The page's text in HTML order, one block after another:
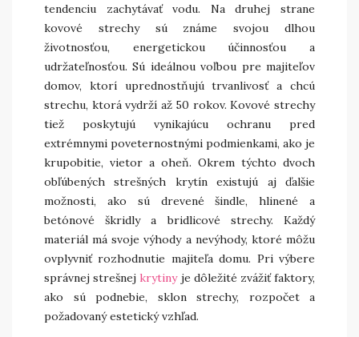
tendenciu zachytávať vodu. Na druhej strane
kovové strechy sú známe svojou dlhou
životnosťou, energetickou účinnosťou a
udržateľnosťou. Sú ideálnou voľbou pre majiteľov
domov, ktorí uprednostňujú trvanlivosť a chcú
strechu, ktorá vydrží až 50 rokov. Kovové strechy
tiež poskytujú vynikajúcu ochranu pred
extrémnymi poveternostnými podmienkami, ako je
krupobitie, vietor a oheň. Okrem týchto dvoch
obľúbených strešných krytín existujú aj ďalšie
možnosti, ako sú drevené šindle, hlinené a
betónové škridly a bridlicové strechy. Každý
materiál má svoje výhody a nevýhody, ktoré môžu
ovplyvniť rozhodnutie majiteľa domu. Pri výbere
správnej strešnejkrytinyje dôležité zvážiť faktory,
ako sú podnebie, sklon strechy, rozpočet a
požadovaný estetický vzhľad.